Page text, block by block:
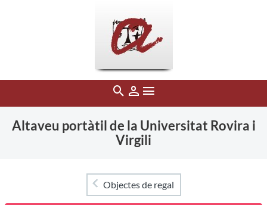
Altaveu portàtil de la Universitat Rovira i
Virgili
Objectes de regal